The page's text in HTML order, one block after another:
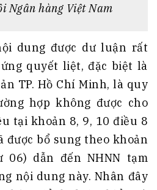
Ngân hàng Việt Nam
dung được dư luận rất
quyết liệt, đặc biệt là
TP. Hồ Chí Minh, là quy
hợp không được cho
tại khoản 8, 9, 10 điều 8
được bổ sung theo khoản
dẫn đến NHNN tạm
nội dung này. Nhân đây